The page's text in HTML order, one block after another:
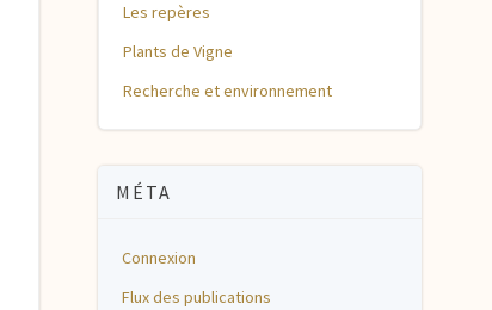
Les repères
Plants de Vigne
Recherche et environnement
MÉTA
Connexion
Flux des publications